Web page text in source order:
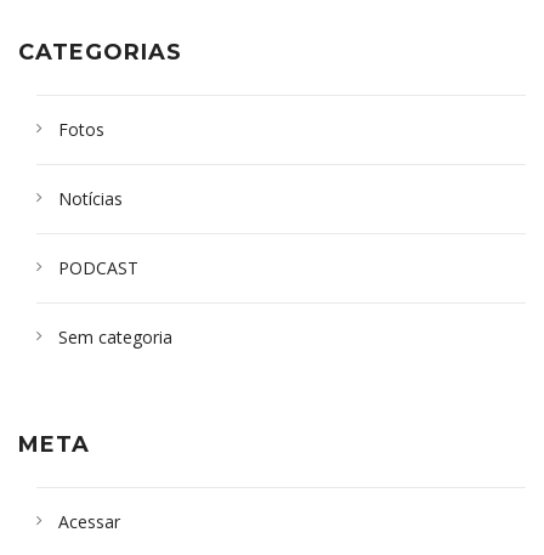
CATEGORIAS
Fotos
Notícias
PODCAST
Sem categoria
META
Acessar